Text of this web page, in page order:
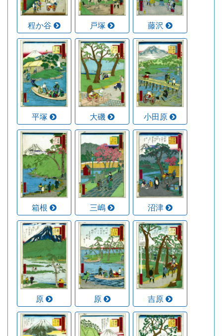
程か谷 戸塚 藤沢
平塚 大磯 小田原
箱根 三嶋 沼津
原 原 吉原